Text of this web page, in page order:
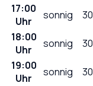
17:00
Uhr
sonnig 30
18:00
Uhr
sonnig 30
19:00
Uhr
sonnig 30